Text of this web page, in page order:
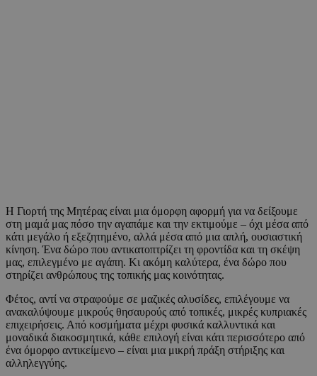
Η Γιορτή της Μητέρας είναι μια όμορφη αφορμή για να δείξουμε
στη μαμά μας πόσο την αγαπάμε και την εκτιμούμε – όχι μέσα από
κάτι μεγάλο ή εξεζητημένο, αλλά μέσα από μια απλή, ουσιαστική
κίνηση. Ένα δώρο που αντικατοπτρίζει τη φροντίδα και τη σκέψη
μας, επιλεγμένο με αγάπη. Κι ακόμη καλύτερα, ένα δώρο που
στηρίζει ανθρώπους της τοπικής μας κοινότητας.
Φέτος, αντί να στραφούμε σε μαζικές αλυσίδες, επιλέγουμε να
ανακαλύψουμε μικρούς θησαυρούς από τοπικές, μικρές κυπριακές
επιχειρήσεις. Από κοσμήματα μέχρι φυσικά καλλυντικά και
μοναδικά διακοσμητικά, κάθε επιλογή είναι κάτι περισσότερο από
ένα όμορφο αντικείμενο – είναι μια μικρή πράξη στήριξης και
αλληλεγγύης.